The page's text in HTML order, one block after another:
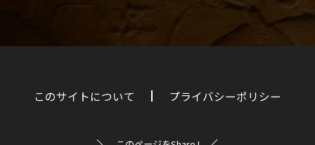
このサイトについて プライバシーポリシー